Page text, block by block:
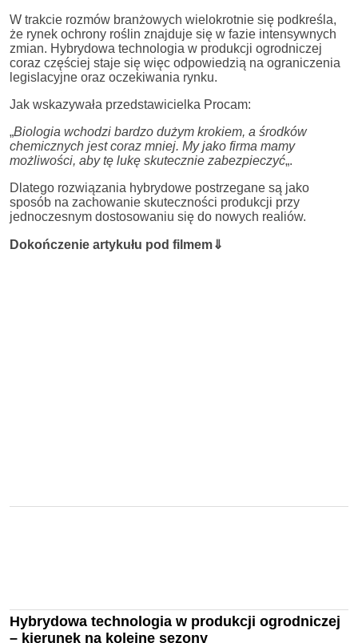
W trakcie rozmów branżowych wielokrotnie się podkreśla,
że rynek ochrony roślin znajduje się w fazie intensywnych
zmian. Hybrydowa technologia w produkcji ogrodniczej
coraz częściej staje się więc odpowiedzią na ograniczenia
legislacyjne oraz oczekiwania rynku.
Jak wskazywała przedstawicielka Procam:
„Biologia wchodzi bardzo dużym krokiem, a środków
chemicznych jest coraz mniej. My jako firma mamy
możliwości, aby tę lukę skutecznie zabezpieczyć„.
Dlatego rozwiązania hybrydowe postrzegane są jako
sposób na zachowanie skuteczności produkcji przy
jednoczesnym dostosowaniu się do nowych realiów.
Dokończenie artykułu pod filmem⇓
Hybrydowa technologia w produkcji ogrodniczej
– kierunek na kolejne sezony